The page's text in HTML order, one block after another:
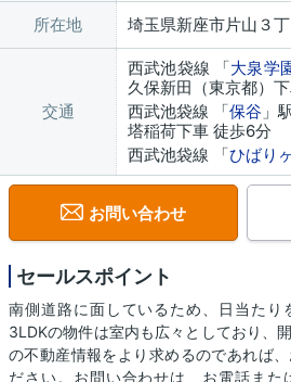
所在地 埼玉県新座市片山３丁
交通
西武池袋線 「大泉学
久保新田（東京都）
西武池袋線 「保谷 」
塔稲荷下車 徒歩6分
西武池袋線 「ひばり
お問い合わせ
セールスポイント
南側道路に面しているため、日当たり
3LDKの物件は室内も広々としており、
の不動産情報をより求めるのであれば
ださい。お問い合わせは、お電話また